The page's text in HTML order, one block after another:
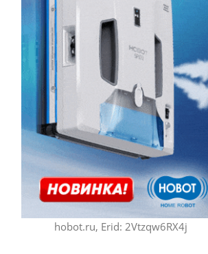
hobot.ru, Erid: 2Vtzqw6RX4j